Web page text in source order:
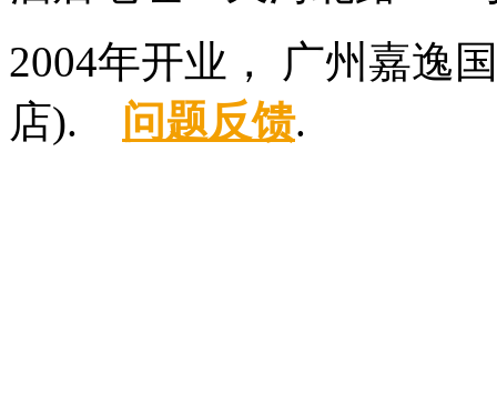
2004年开业， 广州嘉逸
店). 问题反馈.